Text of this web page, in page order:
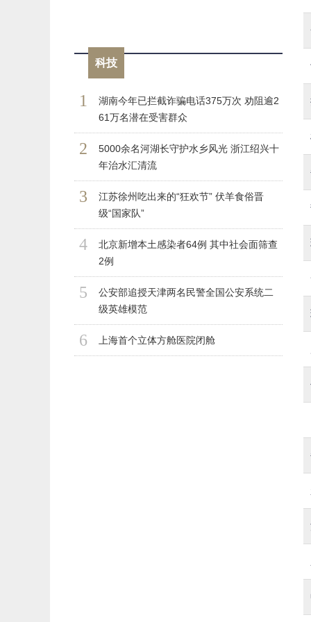
科技
1
湖南今年已拦截诈骗电话375万次 劝阻逾2
61万名潜在受害群众
2
5000余名河湖长守护水乡风光 浙江绍兴十
年治水汇清流
3
江苏徐州吃出来的“狂欢节” 伏羊食俗晋
级“国家队”
4
北京新增本土感染者64例 其中社会面筛查
2例
5
公安部追授天津两名民警全国公安系统二
级英雄模范
6 上海首个立体方舱医院闭舱